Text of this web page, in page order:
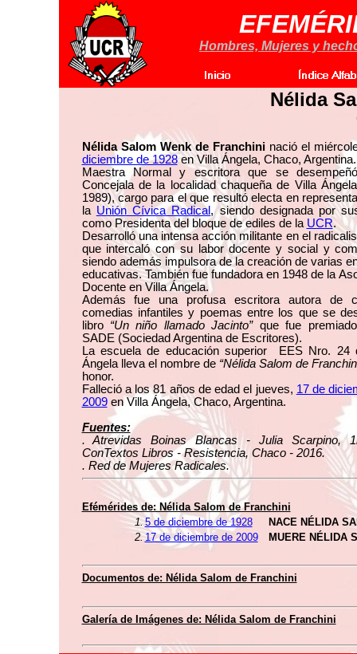
Hombres, Mujeres y
Nélida
Nélida Salom Wenk de Franchininació el
diciembre de 1928en Villa Ángela, Chaco, Argentina.
Maestra Normal y escritora que se
Concejala de la localidad chaqueña de Villa
1989), cargo para el que resultó electa en
la Unión Cívica Radical, siendo designada por
como Presidenta del bloque de ediles de la UCR.
Desarrolló una intensa acción militante en el
que intercaló con su labor docente y social y
siendo además impulsora de la creación de varias
educativas. También fue fundadora en 1948 de la
Docente en Villa Ángela.
Además fue una profusa escritora autora de
comedias infantiles y poemas entre los que se
libro “Un niño llamado Jacinto”que fue
SADE (Sociedad Argentina de Escritores).
La escuela de educación superior EES Nro. 24
Ángela lleva el nombre de “Nélida Salom de
honor.
Falleció a los 81 años de edad el jueves, 17 de
2009en Villa Ángela, Chaco, Argentina.
Fuentes:
. Atrevidas Boinas Blancas - Julia Scarpino,
ConTextos Libros - Resistencia, Chaco - 2016.
. Red de Mujeres Radicales.
Efémérides de: Nélida Salom de Franchini
1. 5 de diciembre de 1928
NACE NÉLIDA
2.17 de diciembre de 2009 MUERE NÉLIDA
Documentos de: Nélida Salom de Franchini
Galería de Imágenes de: Nélida Salom de Franchini